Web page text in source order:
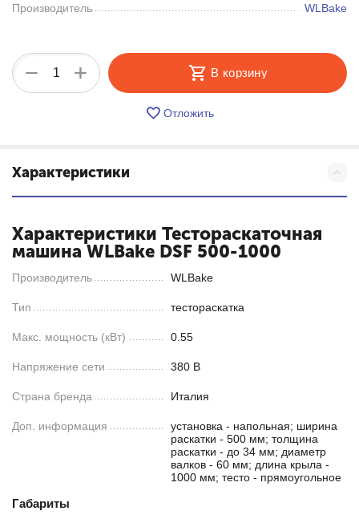
Производитель WLBake
+
− В корзину
Отложить
Характеристики
Характеристики Тестораскаточная
машина WLBake DSF 500-1000
Производитель WLBake
Тип тестораскатка
Макс. мощность (кВт) 0.55
Напряжение сети 380 В
Страна бренда Италия
Доп. информация
установка - напольная; ширина
раскатки - 500 мм; толщина
раскатки - до 34 мм; диаметр
валков - 60 мм; длина крыла -
1000 мм; тесто - прямоугольное
Габариты